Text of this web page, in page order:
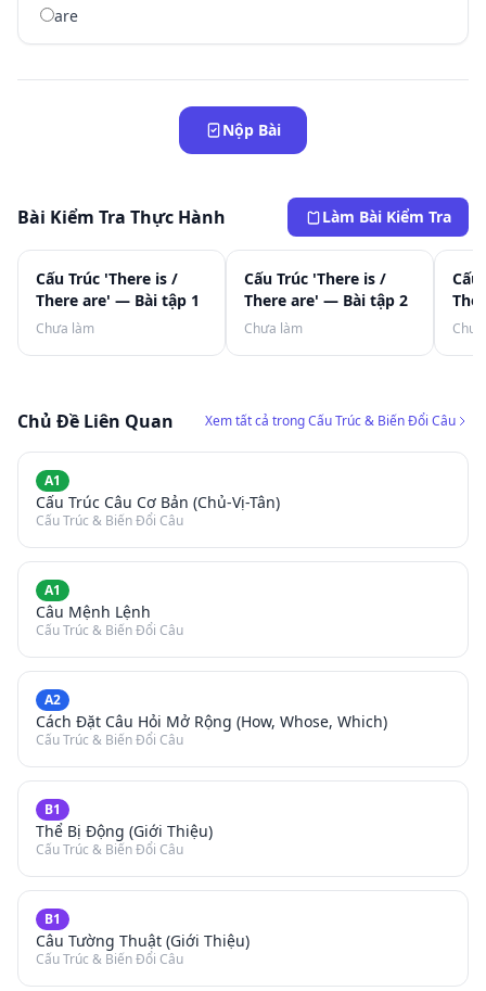
are
Nộp Bài
Bài Kiểm Tra Thực Hành Làm Bài Kiểm Tra
Cấu Trúc 'There is /
There are' — Bài tập 1
Chưa làm
Cấu Trúc 'There is /
There are' — Bài tập 2
Chưa làm
Cấu
Chủ Đề Liên Quan Xem tất cả trong Cấu Trúc & Biến Đổi Câu
A1
Cấu Trúc Câu Cơ Bản (Chủ-Vị-Tân)
Cấu Trúc & Biến Đổi Câu
A1
Câu Mệnh Lệnh
Cấu Trúc & Biến Đổi Câu
A2
Cách Đặt Câu Hỏi Mở Rộng (How, Whose, Which)
Cấu Trúc & Biến Đổi Câu
B1
Thể Bị Động (Giới Thiệu)
Cấu Trúc & Biến Đổi Câu
B1
Câu Tường Thuật (Giới Thiệu)
Cấu Trúc & Biến Đổi Câu